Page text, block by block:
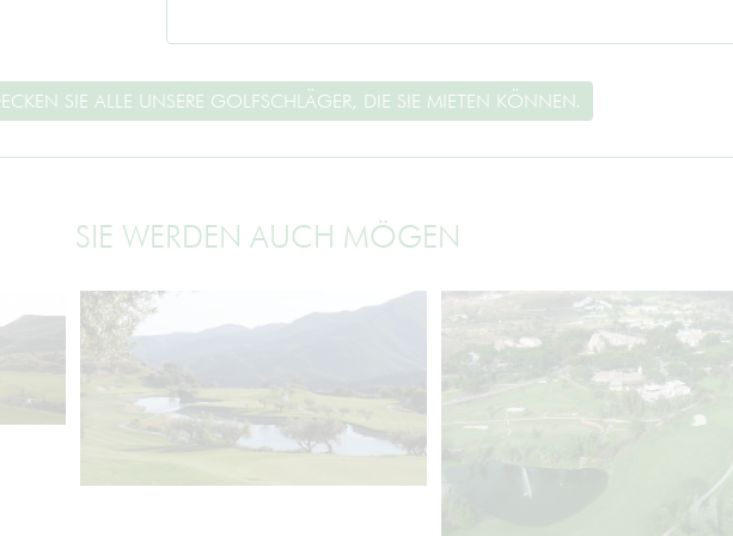
SIE ALLE UNSERE GOLFSCHLÄGER, DIE SIE MIETEN KÖNNEN.
SIE WERDEN AUCH MÖGEN